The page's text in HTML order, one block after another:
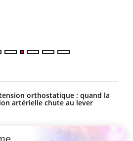
orthostatique : quand la
artérielle chute au lever